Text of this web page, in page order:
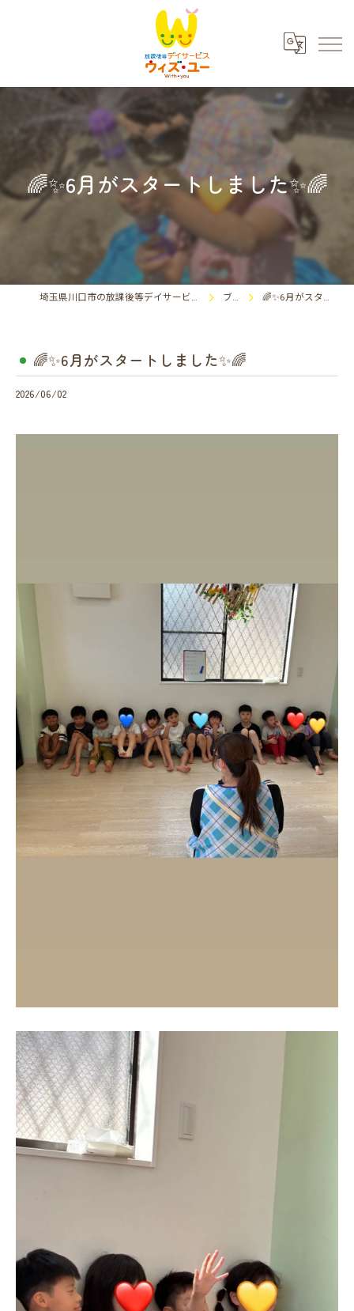
🌈✨6月がスタートしました✨🌈
埼玉県川口市の放課後等デイサービスならウィズ・ユー川口東領家 ブログ 🌈✨6月がスタートしました✨🌈
🌈✨6月がスタートしました✨🌈
2026/06/02